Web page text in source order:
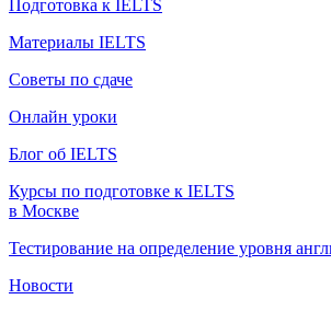
Подготовка к IELTS
Материалы IELTS
Советы по сдаче
Онлайн уроки
Блог об IELTS
Курсы по подготовке к IELTS
в Москве
Тестирование на определение уровня
Новости